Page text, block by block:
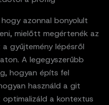
azonnal bonyolult
mielőtt megértenék az
a gyűjtemény lépésről
A legegyszerűbb
hogyan építs fel
használd a git
a kontextus